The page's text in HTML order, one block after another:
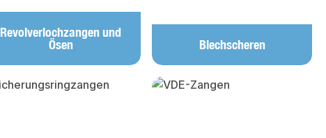
Revolverlochzangen und
Ösen
Blechscheren